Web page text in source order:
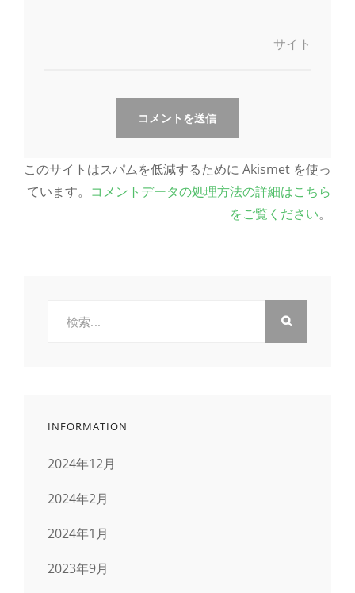
サイト
このサイトはスパムを低減するために Akismet を使っ
ています。 コメントデータの処理方法の詳細はこちら
をご覧ください。
INFORMATION
2024年12月
2024年2月
2024年1月
2023年9月